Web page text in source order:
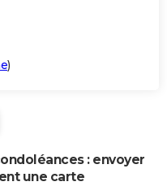
)
: envoyer
une carte